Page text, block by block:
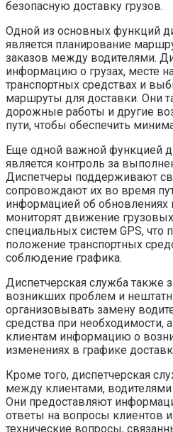
безопасную доставку грузов.
Одной из основных функций
является планирование
заказов между водителями.
информацию о грузах, месте
транспортных средствах и
маршруты для доставки. Они
дорожные работы и другие
пути, чтобы обеспечить
Еще одной важной функцией
является контроль за
Диспетчеры поддерживают
сопровождают их во время
информацией об обновлениях
мониторят движение
специальных систем GPS, что
положение транспортных
соблюдение графика.
Диспетчерская служба также
возникших проблем и
организовывать замену
средства при необходимости,
клиентам информацию о
изменениях в графике
Кроме того, диспетчерская
между клиентами, водителями
Они предоставляют
ответы на вопросы клиентов
технические вопросы,